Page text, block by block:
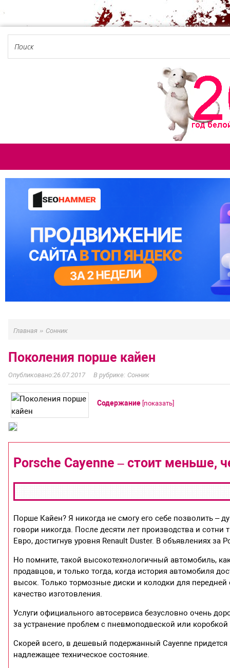
Главная » Сонник
Поколения порше кайен
26.07.2017 Сонник
Содержание [показать]
Porsche Cayenne – стоит меньше,
Порше Кайен? Я никогда не смогу его себе позволить –
говори никогда. После десяти лет производства и
Евро, достигнув уровня Renault Duster. В объявлениях за
Но помните, такой высокотехнологичный автомобиль,
продавцов, и только тогда, когда история автомобиля
высок. Только тормозные диски и колодки для
качество изготовления.
Услуги официального автосервиса безусловно очень
за устранение проблем с пневмоподвеской или
Скорей всего, в дешевый подержанный Cayenne
надлежащее техническое состояние.